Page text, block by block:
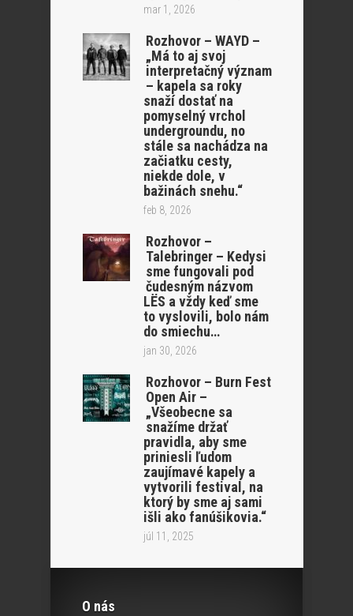
mar 1, 2026
Rozhovor – WAYD –
„Má to aj svoj
interpretačný význam
– kapela sa roky
snaží dostať na
pomyselný vrchol
undergroundu, no
stále sa nachádza na
začiatku cesty,
niekde dole, v
bažinách snehu.“
feb 8, 2026
Rozhovor –
Talebringer – Kedysi
sme fungovali pod
čudesným názvom
LËS a vždy keď sme
to vyslovili, bolo nám
do smiechu…
jan 30, 2026
Rozhovor – Burn Fest
Open Air –
„Všeobecne sa
snažíme držať
pravidla, aby sme
priniesli ľudom
zaujímavé kapely a
vytvorili festival, na
ktorý by sme aj sami
išli ako fanúšikovia.“
júl 11, 2025
O nás